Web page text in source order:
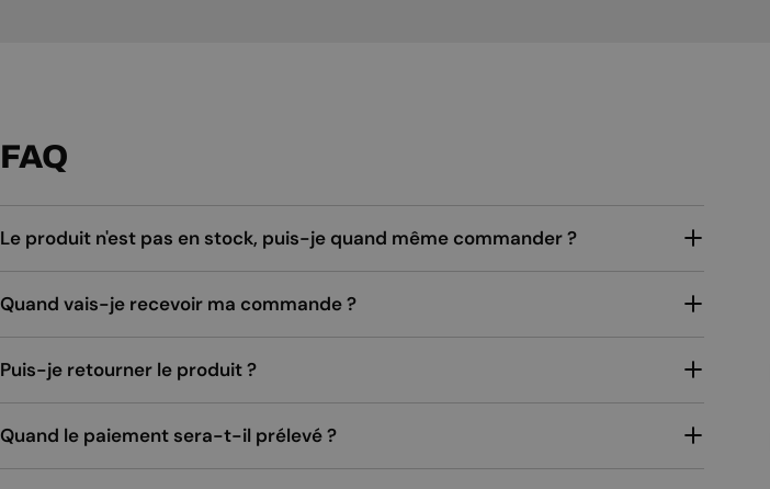
FAQ
Le produit n'est pas en stock, puis-je quand même commander ?
Quand vais-je recevoir ma commande ?
Puis-je retourner le produit ?
Quand le paiement sera-t-il prélevé ?